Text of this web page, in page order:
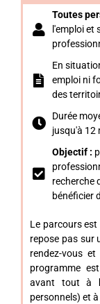
Toutes
l'emploi et
En
emploi ni
des
Durée
jusqu'à 12
Objectif :
recherche
bénéficier
Le parcours est
repose pas sur
rendez-vous
programme
avant tout à
personnels) et